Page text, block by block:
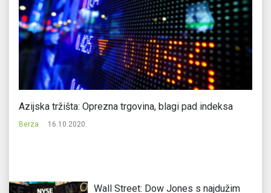
Azijska tržišta: Oprezna trgovina, blagi pad indeksa
Berza 16.10.2020.
Wall Street: Dow Jones s najdužim